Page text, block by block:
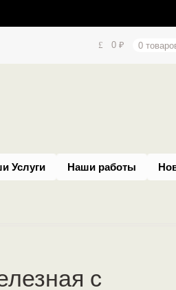
0₽ 0
Услуги Наши работы
с